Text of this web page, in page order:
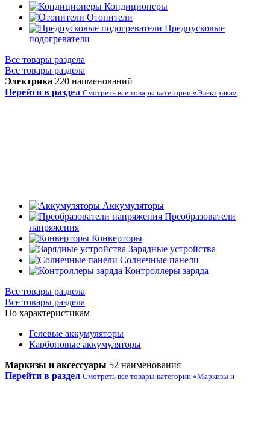
Кондиционеры
Отопители
Предпусковые
подогреватели
Все товары раздела
Все товары раздела
Электрика 220 наименований
Перейти в раздел Смотреть все товары категории «Электрика»
Аккумуляторы
Преобразователи
напряжения
Конверторы
Зарядные устройства
Солнечные панели
Контроллеры заряда
Все товары раздела
Все товары раздела
По характеристикам
Гелевые аккумуляторы
Карбоновые аккумуляторы
Маркизы и аксессуары 52 наименования
Перейти в раздел Смотреть все товары категории «Маркизы и